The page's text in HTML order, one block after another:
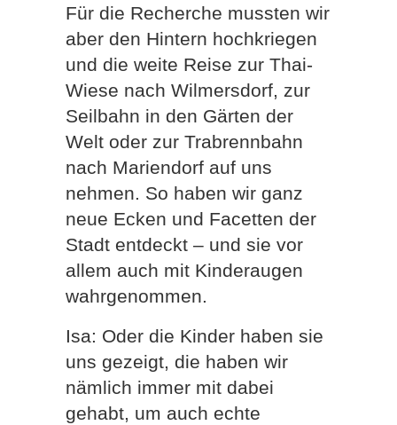
Für die Recherche mussten wir
aber den Hintern hochkriegen
und die weite Reise zur Thai-
Wiese nach Wilmersdorf, zur
Seilbahn in den Gärten der
Welt oder zur Trabrennbahn
nach Mariendorf auf uns
nehmen. So haben wir ganz
neue Ecken und Facetten der
Stadt entdeckt – und sie vor
allem auch mit Kinderaugen
wahrgenommen.
Isa: Oder die Kinder haben sie
uns gezeigt, die haben wir
nämlich immer mit dabei
gehabt, um auch echte